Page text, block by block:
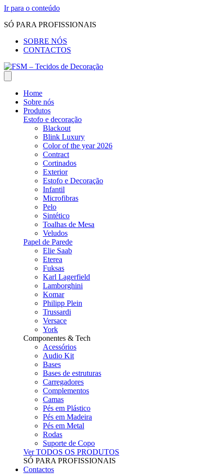
Ir para o conteúdo
SÓ PARA PROFISSIONAIS
SOBRE NÓS
CONTACTOS
Home
Sobre nós
Produtos
Estofo e decoração
Blackout
Blink Luxury
Color of the year 2026
Contract
Cortinados
Exterior
Estofo e Decoração
Infantil
Microfibras
Pelo
Sintético
Toalhas de Mesa
Veludos
Papel de Parede
Elie Saab
Eterea
Fuksas
Karl Lagerfield
Lamborghini
Komar
Philipp Plein
Trussardi
Versace
York
Componentes & Tech
Acessórios
Audio Kit
Bases
Bases de estruturas
Carregadores
Complementos
Camas
Pés em Plástico
Pés em Madeira
Pés em Metal
Rodas
Suporte de Copo
Ver TODOS OS PRODUTOS
SÓ PARA PROFISSIONAIS
Contactos